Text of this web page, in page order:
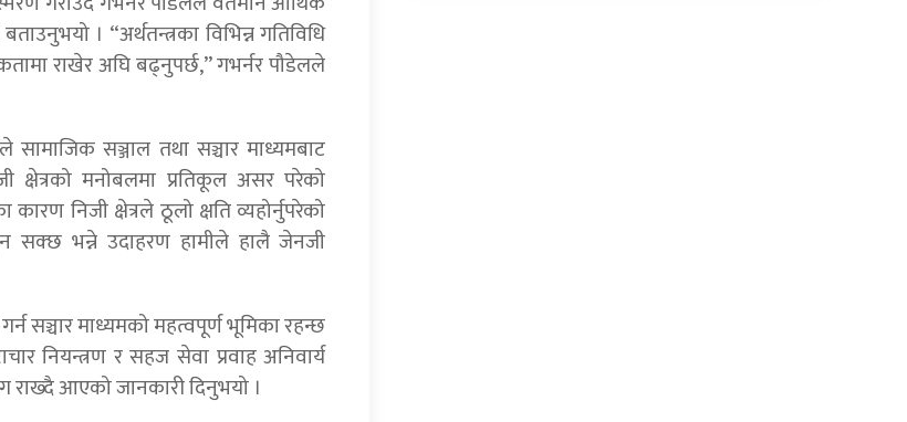
। “अर्थतन्त्रका विभिन्न गतिविधि
राखेर अघि बढ्नुपर्छ,” गभर्नर पौडेलले
सामाजिक सञ्जाल तथा सञ्चार माध्यमबाट
मनोबलमा प्रतिकूल असर परेको
निजी क्षेत्रले ठूलो क्षति व्यहोर्नुपरेको
सक्छ भन्ने उदाहरण हामीले हालै जेनजी
सञ्चार माध्यमको महत्वपूर्ण भूमिका रहन्छ
नियन्त्रण र सहज सेवा प्रवाह अनिवार्य
राख्दै आएको जानकारी दिनुभयो ।